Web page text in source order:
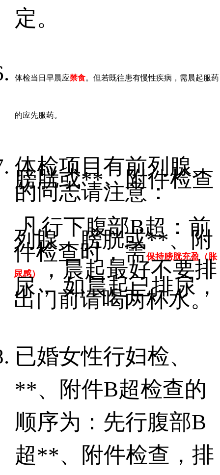
定。
体检当日早晨应禁食。但若既往患有慢性疾病，需晨起服药
的应先服药。
体检项目有前列腺、
膀胱或**、附件检查
的同志请注意：
凡行下腹部B超：前
列腺、膀胱或**、附
件检查时，需保持膀胱充盈（胀
尿感） ，晨起最好不要排
尿， 如晨起已排尿，
出门前请喝两杯水。
已婚女性行妇检、
**、附件B超检查的
顺序为：先行腹部B
超**、附件检查，排